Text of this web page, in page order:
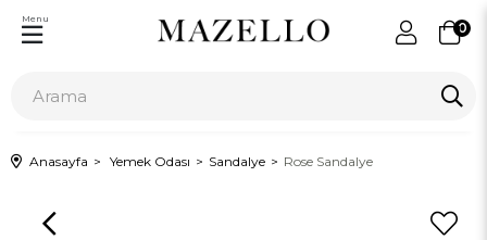
0
Menu
Anasayfa Yemek Odası Sandalye Rose Sandalye